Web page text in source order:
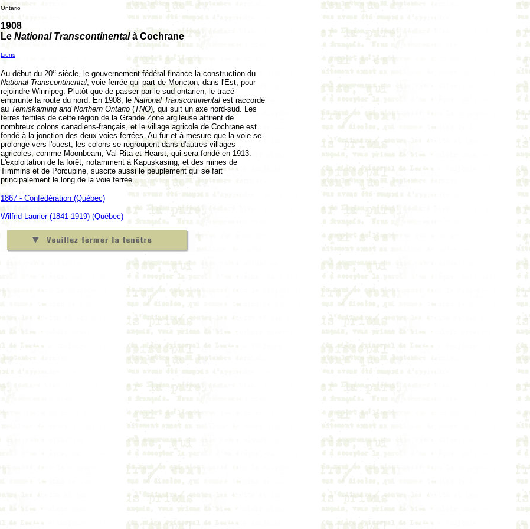
Ontario
1908
Le National Transcontinentalà Cochrane
Liens
Au début du 20e siècle, le gouvernement fédéral finance la construction du
National Transcontinental, voie ferrée qui part de Moncton, dans l'Est, pour
rejoindre Winnipeg. Plutôt que de passer par le sud ontarien, le tracé
emprunte la route du nord. En 1908, le National Transcontinental est raccordé
au Temiskaming and Northern Ontario (TNO), qui suit un axe nord-sud. Les
terres fertiles de cette région de la Grande Zone argileuse attirent de
nombreux colons canadiens-français, et le village agricole de Cochrane est
fondé à la jonction des deux voies ferrées. Au fur et à mesure que la voie se
prolonge vers l'ouest, les colons se regroupent dans d'autres villages
agricoles, comme Moonbeam, Val-Rita et Hearst, qui sera fondé en 1913.
L'exploitation de la forêt, notamment à Kapuskasing, et des mines de
Timmins et de Porcupine, suscite aussi le peuplement qui se fait
principalement le long de la voie ferrée.
1867 - Confédération (Québec)
Wilfrid Laurier (1841-1919) (Québec)